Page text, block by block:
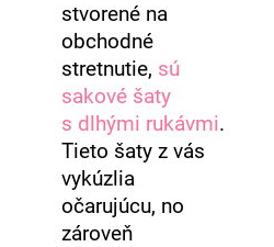
stvorené na
obchodné
stretnutie, sú
sakové šaty
s dlhými rukávmi.
Tieto šaty z vás
vykúzlia
očarujúcu, no
zároveň